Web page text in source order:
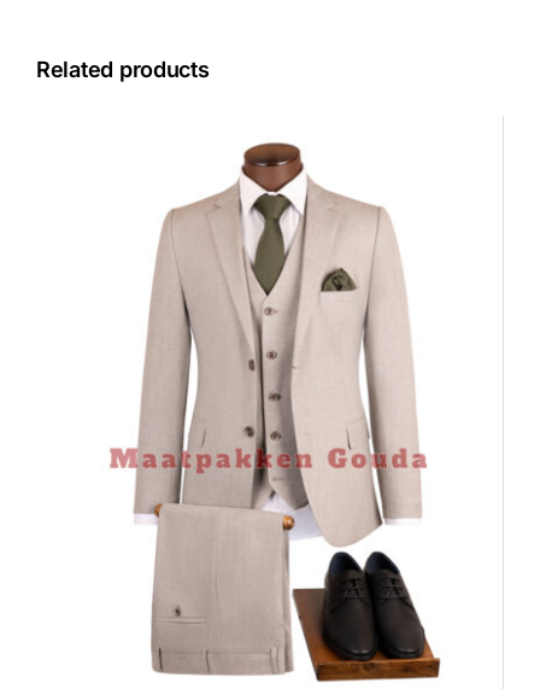
Related products